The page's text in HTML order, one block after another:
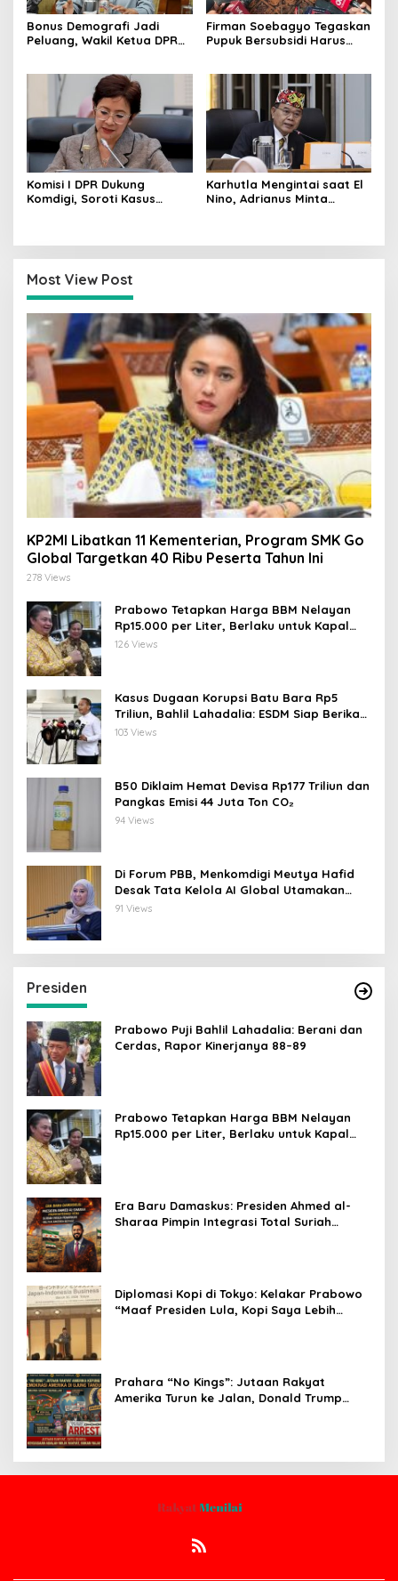
Bonus Demografi Jadi
Peluang, Wakil Ketua DPR
Firman Soebagyo Tegaskan
Pupuk Bersubsidi Harus
Komisi I DPR Dukung
Komdigi, Soroti Kasus
Karhutla Mengintai saat El
Nino, Adrianus Minta
Most View Post
KP2MI Libatkan 11 Kementerian, Program SMK Go
Global Targetkan 40 Ribu Peserta Tahun Ini
278 Views
Prabowo Tetapkan Harga BBM Nelayan
Rp15.000 per Liter, Berlaku untuk Kapal
30-200 GT
126 Views
Kasus Dugaan Korupsi Batu Bara Rp5
Triliun, Bahlil Lahadalia: ESDM Siap Berikan
Data
103 Views
B50 Diklaim Hemat Devisa Rp177 Triliun dan
Pangkas Emisi 44 Juta Ton CO₂
94 Views
Di Forum PBB, Menkomdigi Meutya Hafid
Desak Tata Kelola AI Global Utamakan
Perlindungan Anak
91 Views
Presiden
Prabowo Puji Bahlil Lahadalia: Berani dan
Cerdas, Rapor Kinerjanya 88–89
Prabowo Tetapkan Harga BBM Nelayan
Rp15.000 per Liter, Berlaku untuk Kapal
Era Baru Damaskus: Presiden Ahmed al-
Sharaa Pimpin Integrasi Total Suriah
Diplomasi Kopi di Tokyo: Kelakar Prabowo
“Maaf Presiden Lula, Kopi Saya Lebih
Prahara “No Kings”: Jutaan Rakyat
Amerika Turun ke Jalan, Donald Trump